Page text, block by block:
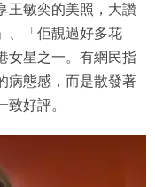
王敏奕的美照，大讚
、「佢靚過好多花
女星之一。有網民指
病態感，而是散發著
好評。